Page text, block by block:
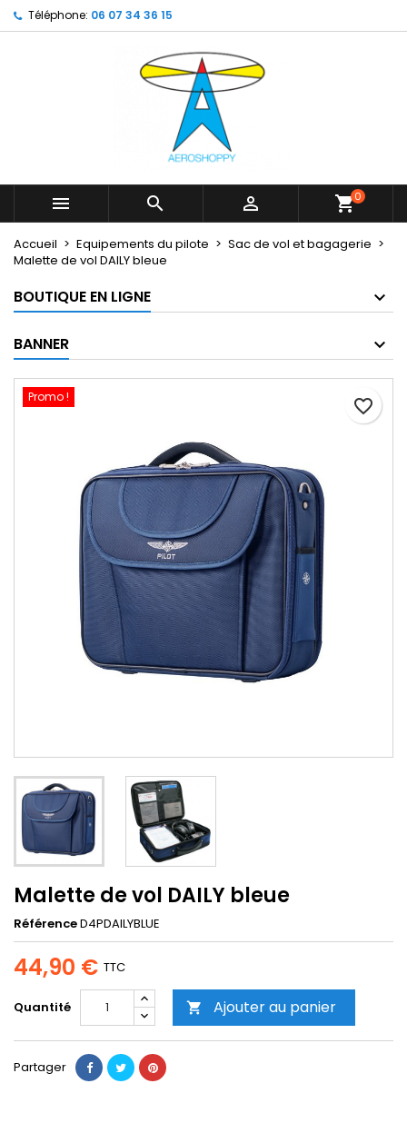
Téléphone: 06 07 34 36 15
   shopping_cart0
Accueil Equipements du pilote
Sac de vol et bagagerie
Malette de vol DAILY bleue
BOUTIQUE EN LIGNE
BANNER
Promo !
Malette de vol DAILY bleue
RéférenceD4PDAILYBLUE
44,90 € TTC
Quantité  Ajouter au panier
favorite_border
Partager
My wishlists ×
Create new list
Créer une liste d'envies ×
Nom de la liste d'envies
Connexion ×
Vous devez être connecté pour ajouter des produits
Annuler